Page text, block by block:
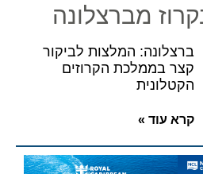
מברצלונה
ברצלונה: המלצות לביקור
קצר בממלכת הקרוזים
הקטלונית
קרא עוד »